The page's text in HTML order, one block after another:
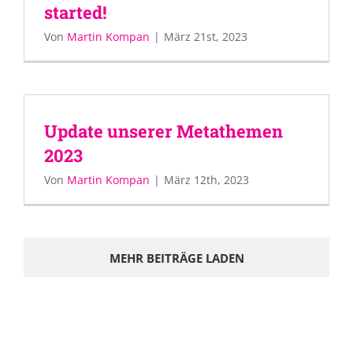
started!
Von Martin Kompan | März 21st, 2023
Update unserer Metathemen
2023
Von Martin Kompan | März 12th, 2023
MEHR BEITRÄGE LADEN